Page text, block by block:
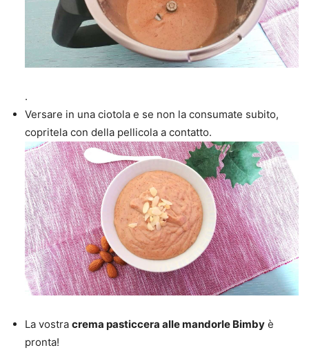
.
Versare in una ciotola e se non la consumate subito,
copritela con della pellicola a contatto.
La vostra crema pasticcera alle mandorle Bimby è
pronta!